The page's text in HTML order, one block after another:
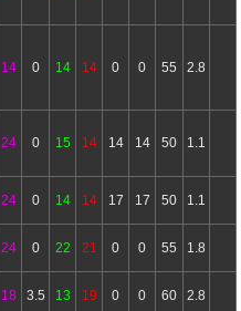
14 0 14 14 0 0 55 2.8
24 0 15 14 14 14 50 1.1
24 0 14 14 17 17 50 1.1
24 0 22 21 0 0 55 1.8
18 3.5 13 19 0 0 60 2.8